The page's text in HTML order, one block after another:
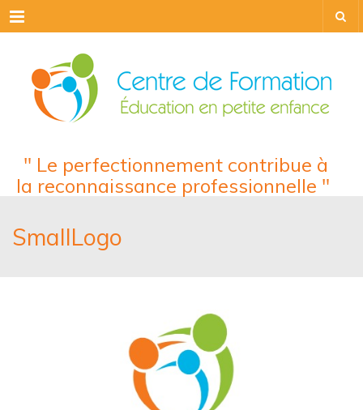
Menu
" Le perfectionnement contribue à
la reconnaissance professionnelle "
SmallLogo